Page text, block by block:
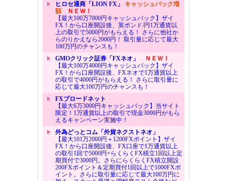
ヒロセ通商「LION FX」 キャッシュバック増
額ＮＥＷ！
【最大100万7000円キャッシュバック】ザイ
FX！から口座開設後、英ポンド/円1万通貨以
上の取引で5000円がもらえる！ さらに他社か
らのりかえなら2000円！ 取引量に応じて最大
100万円のチャンスも！
GMOクリック証券「FXネオ」
ＮＥＷ！
【最大100万4000円キャッシュバック】ザイ
FX！から口座開設後、FXネオで1万通貨以上
の取引で4000円がもらえる！ さらに取引量に
応じて最大100万円のチャンスも！
FXブロードネット
【最大6万3000円キャッシュバック】当サイト
限定！1万通貨以上の取引で現金3000円がもら
えるキャンペーン実施中！
外為どっとコム「外貨ネクストネオ」
【最大101万2000円＋1200FXポイント】ザイ
FX！から口座開設後、FX口座で1万通貨以上
の取引1回で5000円+らくらくFX積立1回以上定
期買付で3000円。さらにらくらくFX積立開設
200FXポイント＆定期買付1回以上で1000FXポ
イント。さらに取引量に応じて最大100万円に